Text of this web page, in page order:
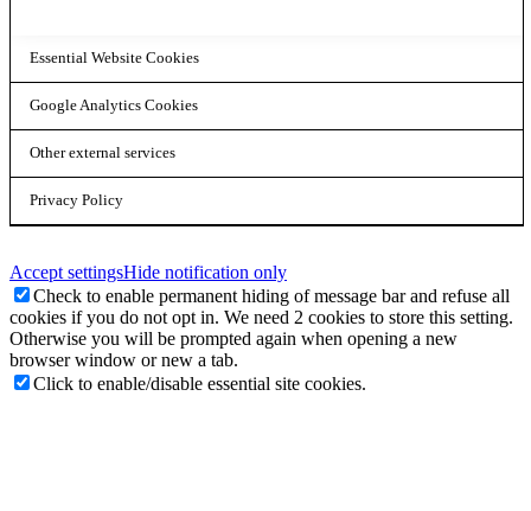
Essential Website Cookies
Google Analytics Cookies
Other external services
Privacy Policy
Accept settingsHide notification only
Check to enable permanent hiding of message bar and refuse all
cookies if you do not opt in. We need 2 cookies to store this setting.
Otherwise you will be prompted again when opening a new
browser window or new a tab.
Click to enable/disable essential site cookies.